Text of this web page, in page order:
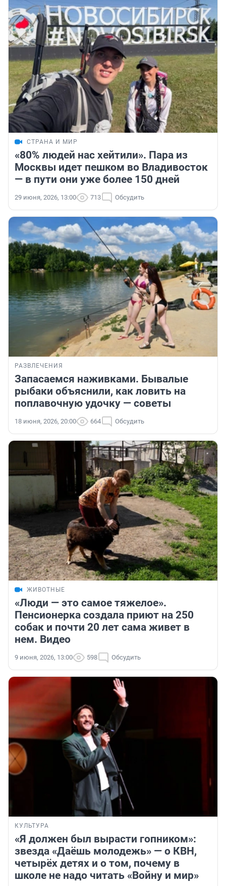
СТРАНА И МИР
«80% людей нас хейтили». Пара из
Москвы идет пешком во Владивосток
— в пути они уже более 150 дней
29 июня, 2026, 13:00 713 Обсудить
РАЗВЛЕЧЕНИЯ
Запасаемся наживками. Бывалые
рыбаки объяснили, как ловить на
поплавочную удочку — советы
18 июня, 2026, 20:00 664 Обсудить
ЖИВОТНЫЕ
«Люди — это самое тяжелое».
Пенсионерка создала приют на 250
собак и почти 20 лет сама живет в
нем. Видео
9 июня, 2026, 13:00 598 Обсудить
КУЛЬТУРА
«Я должен был вырасти гопником»:
звезда «Даёшь молодежь» — о КВН,
четырёх детях и о том, почему в
школе не надо читать «Войну и мир»